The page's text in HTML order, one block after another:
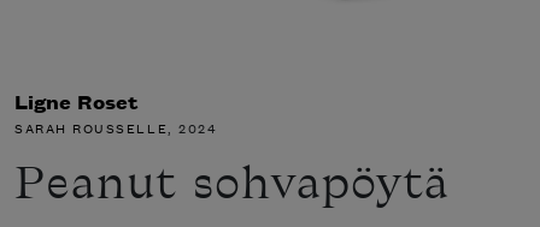
Ligne Roset
SARAH ROUSSELLE, 2024
Peanut sohvapöytä